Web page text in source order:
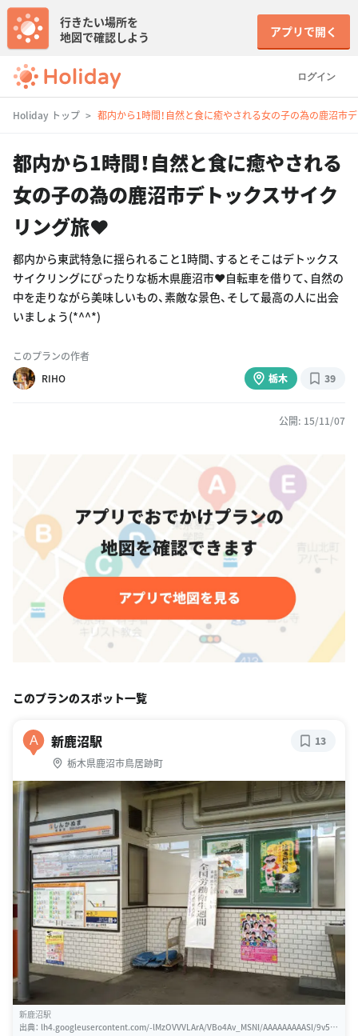
ログイン
行きたい場所を
地図で確認しよう
アプリで開く
Holiday トップ 都内から1時間！自然と食に癒やされる女の子の為の鹿沼市
都内から1時間！自然と食に癒やされる
女の子の為の鹿沼市デトックスサイク
リング旅❤️
都内から東武特急に揺られること1時間、するとそこはデトックス
サイクリングにぴったりな栃木県鹿沼市❤️自転車を借りて、自然の
中を走りながら美味しいもの、素敵な景色、そして最高の人に出会
いましょう(*^^*)
このプランの作者
RIHO
栃木 39
公開: 15/11/07
このプランのスポット一覧
A 新鹿沼駅
栃木県鹿沼市鳥居跡町
13
新鹿沼駅
出典： lh4.googleusercontent.com/-lMzOVVVLArA/VBo4Av_MSNI/AAAAAAAAASI/9v5-J